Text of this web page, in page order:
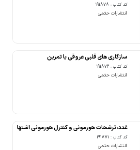
کد کتاب : 191878
انتشارات حتمی
سازگاری های قلبی عروقی با تمرین
کد کتاب : 191872
انتشارات حتمی
غدد،ترشحات هورمونی و کنترل هورمونی اشتها
کد کتاب : 191871
انتشارات حتمی